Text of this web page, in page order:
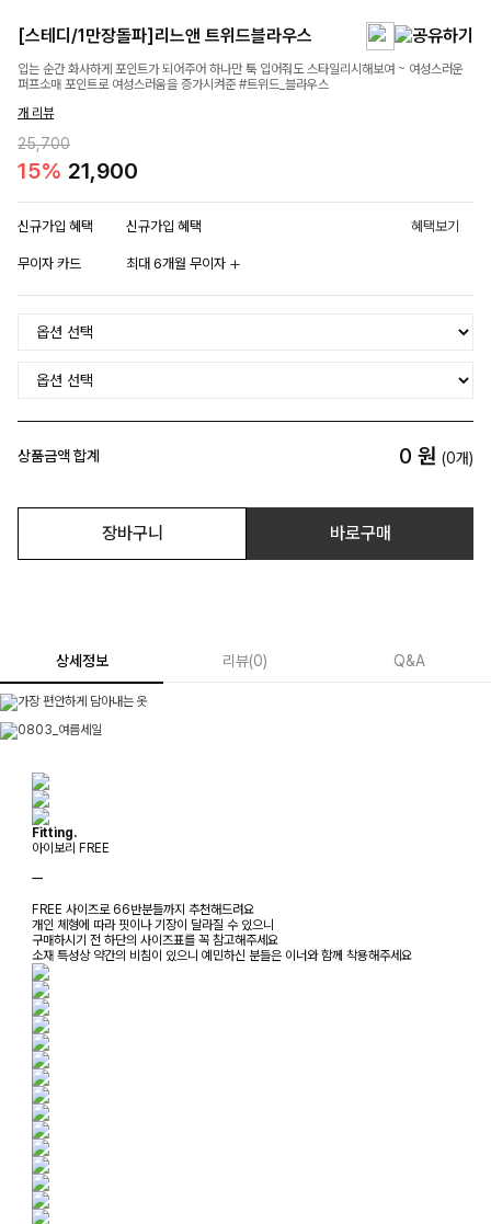
[스테디/1만장돌파]리느앤 트위드블라우스
입는 순간 화사하게 포인트가 되어주어 하나만 툭 입어줘도 스타일리시해보여 ~ 여성스러운
퍼프소매 포인트로 여성스러움을 증가시켜준 #트위드_블라우스
개 리뷰
25,700
15% 21,900
신규가입 혜택 신규가입 혜택 혜택보기
무이자 카드 최대 6개월 무이자
상품금액 합계 0 원 (0개)
장바구니 바로구매
상세정보 리뷰(0) Q&A
Fitting.
아이보리 FREE
ㅡ
FREE 사이즈로 66반분들까지 추천해드려요
개인 체형에 따라 핏이나 기장이 달라질 수 있으니
구매하시기 전 하단의 사이즈표를 꼭 참고해주세요
소재 특성상 약간의 비침이 있으니 예민하신 분들은 이너와 함께 착용해주세요